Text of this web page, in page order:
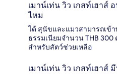
เมาน์เท่น วิว เกสท์เฮาส์
ไหม
ได้ สุนัขและแมวสามารถเข้
ธรรมเนียมจำนวน THB
สำหรับสัตว์ช่วยเหลือ
เมาน์เท่น วิว เกสท์เฮาส์